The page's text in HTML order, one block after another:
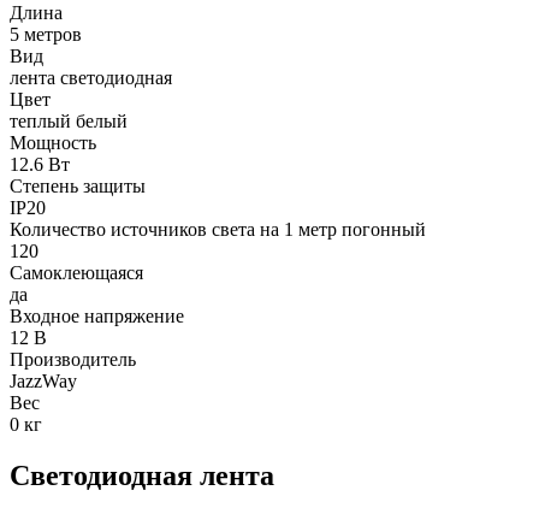
Длина
5 метров
Вид
лента светодиодная
Цвет
теплый белый
Мощность
12.6 Вт
Степень защиты
IP20
Количество источников света на 1 метр погонный
120
Самоклеющаяся
да
Входное напряжение
12 В
Производитель
JazzWay
Вес
0 кг
Светодиодная лента